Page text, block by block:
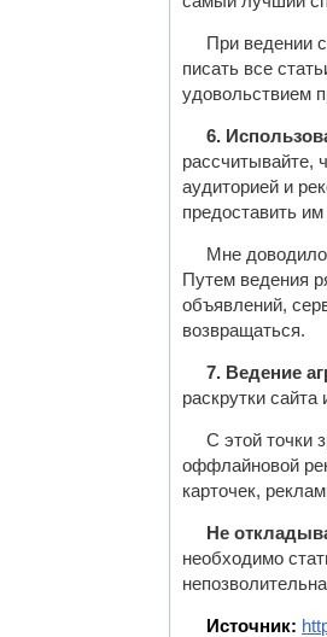
При ведении
писать все
удовольствием
6.
рассчитывайте,
аудиторией и
предоставить
Мне
Путем ведения
объявлений,
возвращаться.
7. Ведение
раскрутки
С этой точки
оффлайновой
карточек,
Не
необходимо
Источник: